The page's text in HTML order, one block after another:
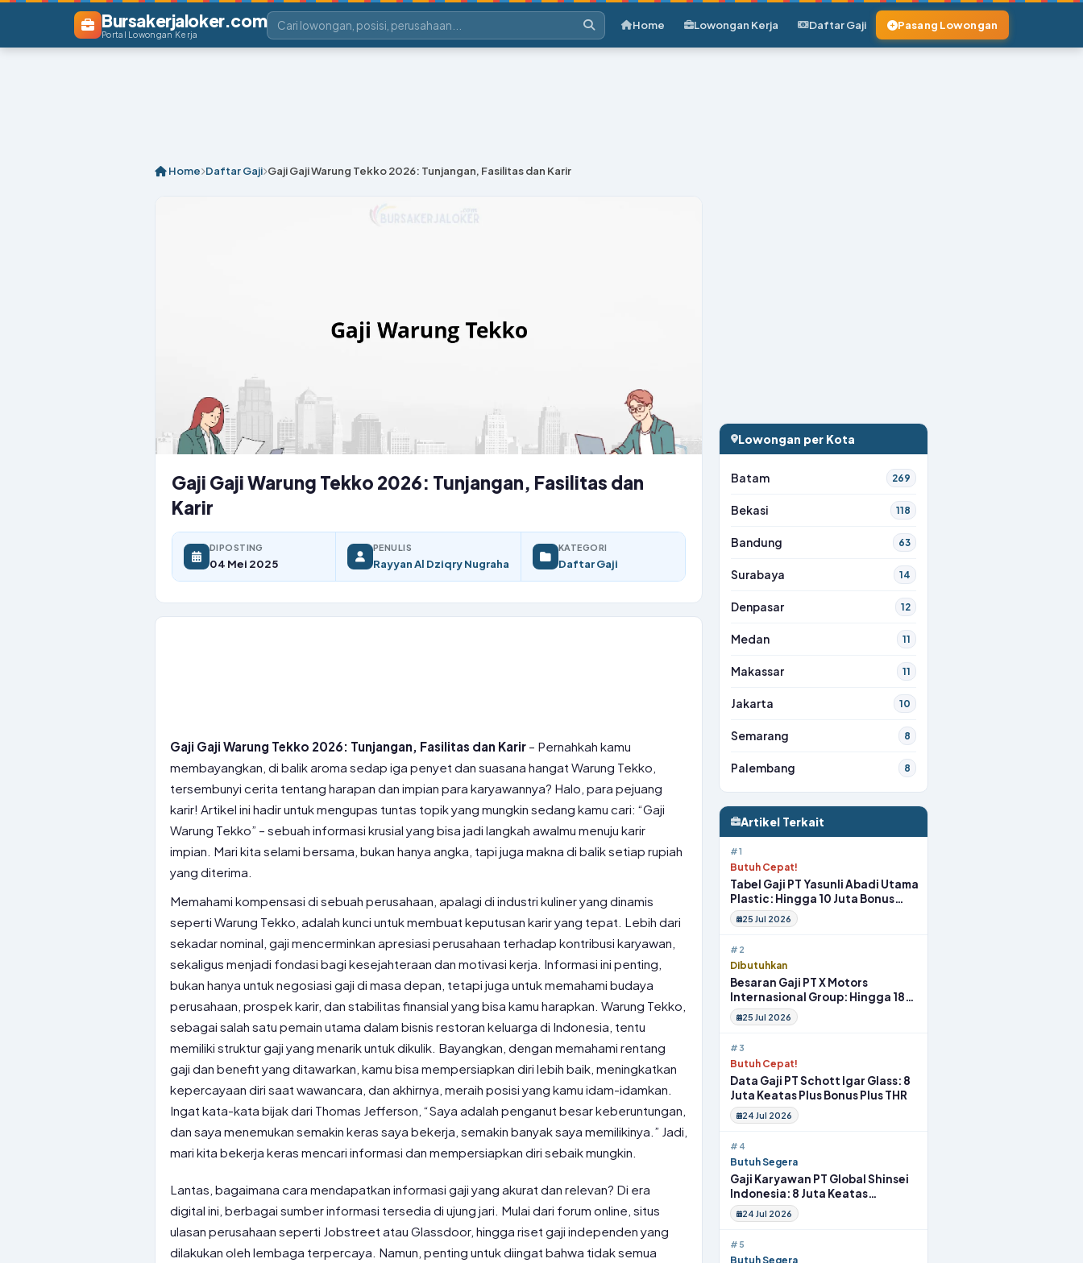
Bursakerjaloker.com
Portal Lowongan Kerja
Home Lowongan Kerja Daftar Gaji Pasang Lowongan
Home Daftar Gaji Gaji Gaji Warung Tekko 2026: Tunjangan, Fasilitas dan Karir
Gaji Gaji Warung Tekko 2026: Tunjangan, Fasilitas dan
Karir
DIPOSTING
04 Mei 2025
PENULIS
Rayyan Al Dziqry Nugraha
KATEGORI
Daftar Gaji
Gaji Gaji Warung Tekko 2026: Tunjangan, Fasilitas dan Karir – Pernahkah kamu
membayangkan, di balik aroma sedap iga penyet dan suasana hangat Warung Tekko,
tersembunyi cerita tentang harapan dan impian para karyawannya? Halo, para pejuang
karir! Artikel ini hadir untuk mengupas tuntas topik yang mungkin sedang kamu cari: “Gaji
Warung Tekko” – sebuah informasi krusial yang bisa jadi langkah awalmu menuju karir
impian. Mari kita selami bersama, bukan hanya angka, tapi juga makna di balik setiap rupiah
yang diterima.
Memahami kompensasi di sebuah perusahaan, apalagi di industri kuliner yang dinamis
seperti Warung Tekko, adalah kunci untuk membuat keputusan karir yang tepat. Lebih dari
sekadar nominal, gaji mencerminkan apresiasi perusahaan terhadap kontribusi karyawan,
sekaligus menjadi fondasi bagi kesejahteraan dan motivasi kerja. Informasi ini penting,
bukan hanya untuk negosiasi gaji di masa depan, tetapi juga untuk memahami budaya
perusahaan, prospek karir, dan stabilitas finansial yang bisa kamu harapkan. Warung Tekko,
sebagai salah satu pemain utama dalam bisnis restoran keluarga di Indonesia, tentu
memiliki struktur gaji yang menarik untuk dikulik. Bayangkan, dengan memahami rentang
gaji dan benefit yang ditawarkan, kamu bisa mempersiapkan diri lebih baik, meningkatkan
kepercayaan diri saat wawancara, dan akhirnya, meraih posisi yang kamu idam-idamkan.
Ingat kata-kata bijak dari Thomas Jefferson, “Saya adalah penganut besar keberuntungan,
dan saya menemukan semakin keras saya bekerja, semakin banyak saya memilikinya.” Jadi,
mari kita bekerja keras mencari informasi dan mempersiapkan diri sebaik mungkin.
Lantas, bagaimana cara mendapatkan informasi gaji yang akurat dan relevan? Di era
digital ini, berbagai sumber informasi tersedia di ujung jari. Mulai dari forum online, situs
ulasan perusahaan seperti Jobstreet atau Glassdoor, hingga riset gaji independen yang
dilakukan oleh lembaga terpercaya. Namun, penting untuk diingat bahwa tidak semua
Lowongan per Kota
Batam 269
Bekasi 118
Bandung 63
Surabaya 14
Denpasar 12
Medan 11
Makassar 11
Jakarta 10
Semarang 8
Palembang 8
Artikel Terkait
#1
Butuh Cepat!
Tabel Gaji PT Yasunli Abadi Utama
Plastic: Hingga 10 Juta Bonus
Melimpah Lengkap Tunjangan
25 Jul 2026
#2
Dibutuhkan
Besaran Gaji PT X Motors
Internasional Group: Hingga 18
Juta Gym Membership Makan
Siang
25 Jul 2026
#3
Butuh Cepat!
Data Gaji PT Schott Igar Glass: 8
Juta Keatas Plus Bonus Plus THR
24 Jul 2026
#4
Butuh Segera
Gaji Karyawan PT Global Shinsei
Indonesia: 8 Juta Keatas
Tunjangan Komplit Uang
Transport
24 Jul 2026
#5
Butuh Segera